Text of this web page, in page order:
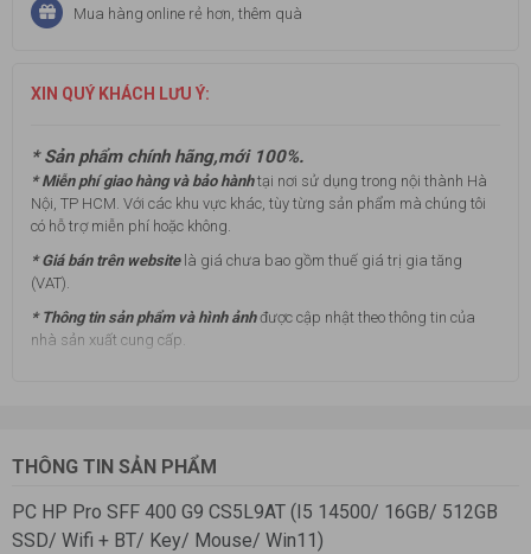
Mua hàng online rẻ hơn, thêm quà
XIN QUÝ KHÁCH LƯU Ý:
* Sản phẩm chính hãng,mới 100%.
* Miễn phí giao hàng và bảo hànhtại nơi sử dụng trong nội thành Hà
Nội, TP HCM. Với các khu vực khác, tùy từng sản phẩm mà chúng tôi
có hỗ trợ miễn phí hoặc không.
* Giá bán trên websitelà giá chưa bao gồm thuế giá trị gia tăng
(VAT).
* Thông tin sản phẩm và hình ảnhđược cập nhật theo thông tin của
nhà sản xuất cung cấp.
THÔNG TIN SẢN PHẨM
PC HP Pro SFF 400 G9 CS5L9AT (I5 14500/ 16GB/ 512GB
SSD/ Wifi + BT/ Key/ Mouse/ Win11)